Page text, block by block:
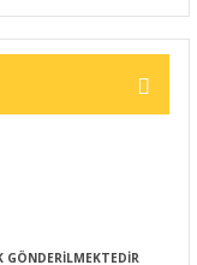
GÖNDERİLMEKTEDİR